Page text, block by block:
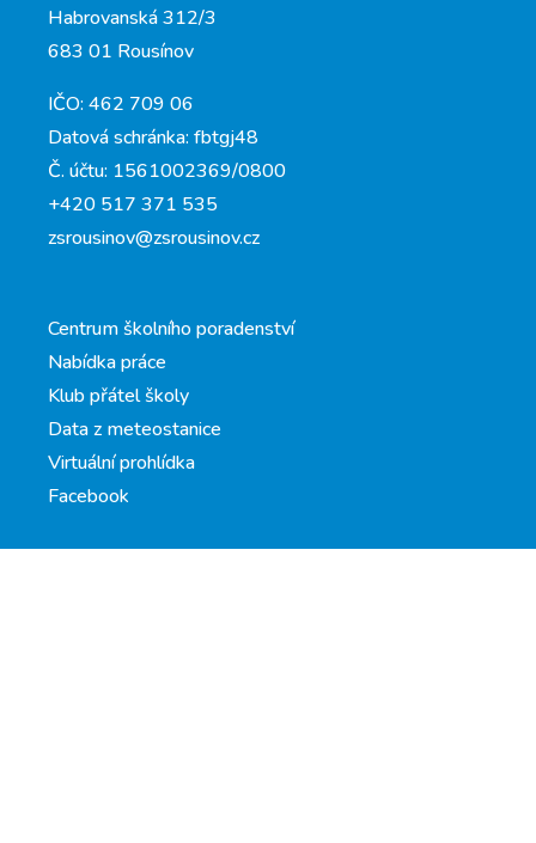
Habrovanská 312/3
683 01 Rousínov
IČO: 462 709 06
Datová schránka: fbtgj48
Č. účtu: 1561002369/0800
+420 517 371 535
zsrousinov@zsrousinov.cz
Centrum školního poradenství
Nabídka práce
Klub přátel školy
Data z meteostanice
Virtuální prohlídka
Facebook